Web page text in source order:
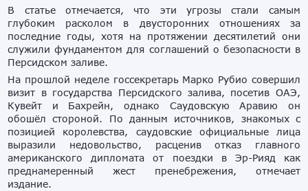
В статье отмечается, что эти угрозы стали самым
глубоким расколом в двусторонних отношениях за
последние годы, хотя на протяжении десятилетий они
служили фундаментом для соглашений о безопасности в
Персидском заливе.
На прошлой неделе госсекретарь Марко Рубио совершил
визит в государства Персидского залива, посетив ОАЭ,
Кувейт и Бахрейн, однако Саудовскую Аравию он
обошёл стороной. По данным источников, знакомых с
позицией королевства, саудовские официальные лица
выразили недовольство, расценив отказ главного
американского дипломата от поездки в Эр-Рияд как
преднамеренный жест пренебрежения, отмечает
издание.